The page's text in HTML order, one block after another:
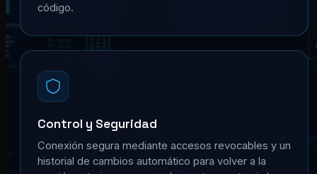
código.
Control y Seguridad
Conexión segura mediante accesos revocables y un
historial de cambios automático para volver a la